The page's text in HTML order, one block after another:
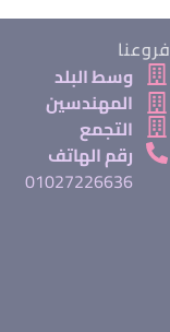
فروعنا
وسط البلد
المهندسين
التجمع
رقم الهاتف
01027226636